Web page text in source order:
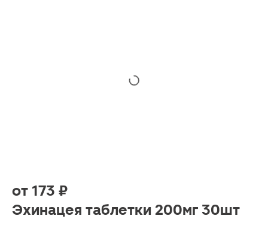
от 173 ₽
Эхинацея таблетки 200мг 30шт